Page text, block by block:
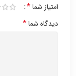
امتیاز شما*
دیدگاه شما*